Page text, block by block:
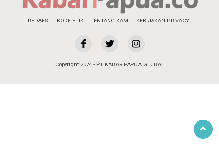
REDAKSI KODE ETIK TENTANG KAMI KEBIJAKAN PRIVACY
Copyright 2024 - PT KABAR PAPUA GLOBAL